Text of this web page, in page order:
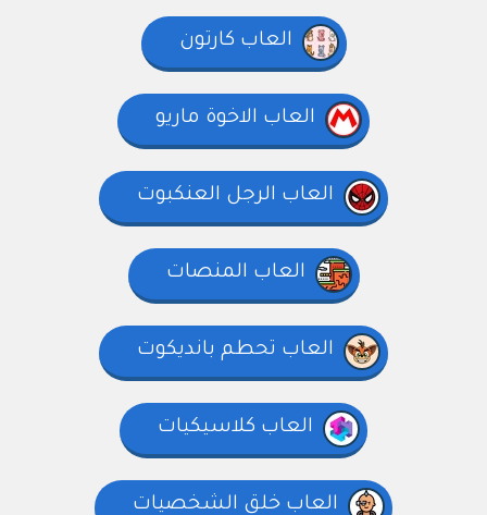
العاب كارتون
العاب الاخوة ماريو
العاب الرجل العنكبوت
العاب المنصات
العاب تحطم بانديكوت
العاب كلاسيكيات
العاب خلق الشخصيات